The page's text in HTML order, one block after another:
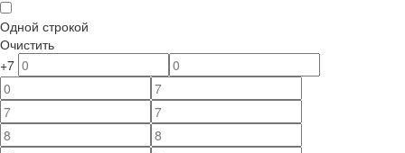
Одной строкой
Очистить
+7